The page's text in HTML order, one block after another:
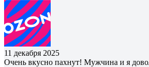
11 декабря 2025
Очень вкусно пахнут! Мужчина и я